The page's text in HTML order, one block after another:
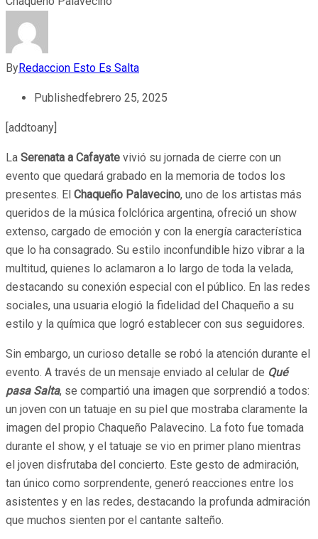
ByRedaccion Esto Es Salta
Publishedfebrero 25, 2025
[addtoany]
La Serenata a Cafayate vivió su jornada de cierre con un
evento que quedará grabado en la memoria de todos los
presentes. El Chaqueño Palavecino, uno de los artistas más
queridos de la música folclórica argentina, ofreció un show
extenso, cargado de emoción y con la energía característica
que lo ha consagrado. Su estilo inconfundible hizo vibrar a la
multitud, quienes lo aclamaron a lo largo de toda la velada,
destacando su conexión especial con el público. En las redes
sociales, una usuaria elogió la fidelidad del Chaqueño a su
estilo y la química que logró establecer con sus seguidores.
Sin embargo, un curioso detalle se robó la atención durante el
evento. A través de un mensaje enviado al celular de Qué
pasa Salta, se compartió una imagen que sorprendió a todos:
un joven con un tatuaje en su piel que mostraba claramente la
imagen del propio Chaqueño Palavecino. La foto fue tomada
durante el show, y el tatuaje se vio en primer plano mientras
el joven disfrutaba del concierto. Este gesto de admiración,
tan único como sorprendente, generó reacciones entre los
asistentes y en las redes, destacando la profunda admiración
que muchos sienten por el cantante salteño.